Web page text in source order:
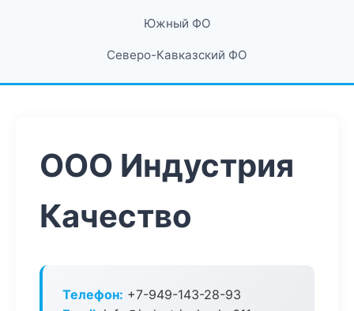
Южный ФО
Северо-Кавказский ФО
ООО Индустрия
Качество
Телефон: +7-949-143-28-93